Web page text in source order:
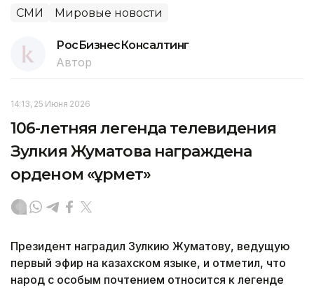
СМИ Мировые новости
РосБизнесКонсалтинг
Автор
14:13, 25 Июня 2026
106-летняя легенда телевидения
Зулкия Жуматова награждена
орденом «Құрмет»
Президент наградил Зулкию Жуматову, ведущую
первый эфир на казахском языке, и отметил, что
народ с особым почтением относится к легенде